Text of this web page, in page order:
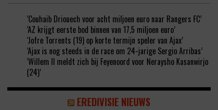
‘Couhaib Driouech voor acht miljoen euro naar Rangers FC’
‘AZ krijgt eerste bod binnen van 17,5 miljoen euro’
‘Jofre Torrents (19) op korte termijn speler van Ajax’
‘Ajax is nog steeds in de race om 24-jarige Sergio Arribas’
‘Willem II meldt zich bij Feyenoord voor Neraysho Kasanwirjo
(24)’
EREDIVISIE NIEUWS